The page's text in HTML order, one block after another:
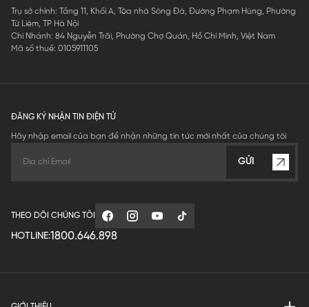
Trụ sở chính: Tầng 11, Khối A, Tòa nhà Sông Đà, Đường Phạm Hùng, Phường
Từ Liêm, TP Hà Nội
Chi Nhánh: 84 Nguyễn Trãi, Phường Chợ Quán, Hồ Chí Minh, Việt Nam
Mã số thuế: 0105911105
ĐĂNG KÝ NHẬN TIN ĐIỆN TỬ
Hãy nhập email của bạn để nhận những tin tức mới nhất của chúng tôi
GỬI
THEO DÕI CHÚNG TÔI
HOTLINE:1800.646.898